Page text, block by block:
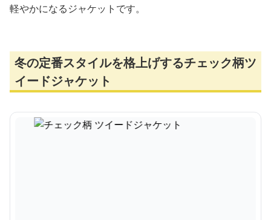
軽やかになるジャケットです。
冬の定番スタイルを格上げするチェック柄ツ
イードジャケット